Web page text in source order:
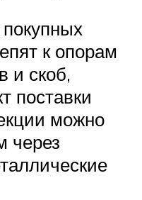
к опорам
и скоб,
поставки
можно
через